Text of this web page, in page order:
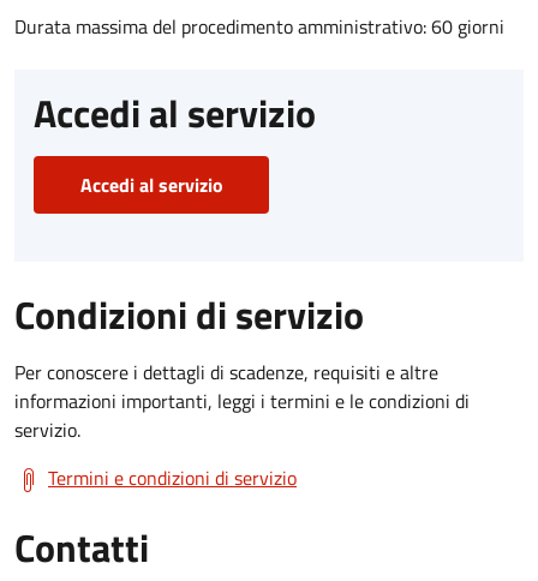
Durata massima del procedimento amministrativo: 60 giorni
Accedi al servizio
Accedi al servizio
Condizioni di servizio
Per conoscere i dettagli di scadenze, requisiti e altre
informazioni importanti, leggi i termini e le condizioni di
servizio.
Termini e condizioni di servizio
Contatti